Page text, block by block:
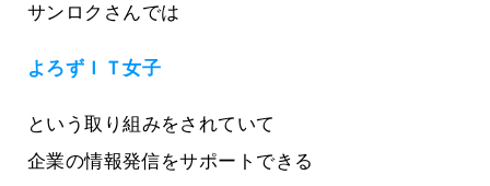
サンロクさんでは
よろずＩＴ女子
という取り組みをされていて
企業の情報発信をサポートできる